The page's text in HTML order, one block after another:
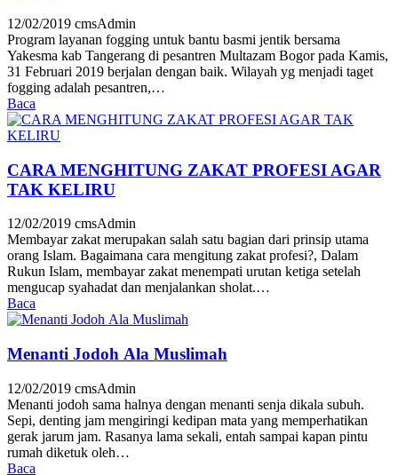
12/02/2019 cmsAdmin
Program layanan fogging untuk bantu basmi jentik bersama
Yakesma kab Tangerang di pesantren Multazam Bogor pada Kamis,
31 Februari 2019 berjalan dengan baik. Wilayah yg menjadi taget
fogging adalah pesantren,…
Baca
CARA MENGHITUNG ZAKAT PROFESI AGAR
TAK KELIRU
12/02/2019 cmsAdmin
Membayar zakat merupakan salah satu bagian dari prinsip utama
orang Islam. Bagaimana cara mengitung zakat profesi?, Dalam
Rukun Islam, membayar zakat menempati urutan ketiga setelah
mengucap syahadat dan menjalankan sholat.…
Baca
Menanti Jodoh Ala Muslimah
12/02/2019 cmsAdmin
Menanti jodoh sama halnya dengan menanti senja dikala subuh.
Sepi, denting jam mengiringi kedipan mata yang memperhatikan
gerak jarum jam. Rasanya lama sekali, entah sampai kapan pintu
rumah diketuk oleh…
Baca